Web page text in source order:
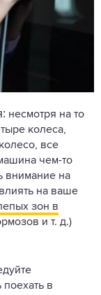
несмотря на то
колеса,
все
чем-то
внимание на
на ваше
зон в
и т. д.)
в